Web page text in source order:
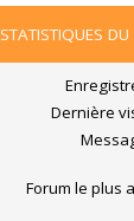
STATISTIQUES DU
Dernière
Forum le plus